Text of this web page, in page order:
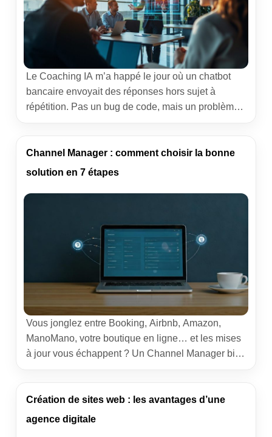
Le Coaching IA m’a happé le jour où un chatbot
bancaire envoyait des réponses hors sujet à
répétition. Pas un bug de code, mais un problème
transformer une IA brillante en labo en un outil
fiable en production. Vous cherchez à comprendre
Channel Manager : comment choisir la bonne
solution en 7 étapes
Vous jonglez entre Booking, Airbnb, Amazon,
ManoMano, votre boutique en ligne… et les mises
à jour vous échappent ? Un Channel Manager bien
par des déploiements terrain, pour sélectionner
l’outil qui colle à vos usages sans vous coller […]
Création de sites web : les avantages d’une
agence digitale